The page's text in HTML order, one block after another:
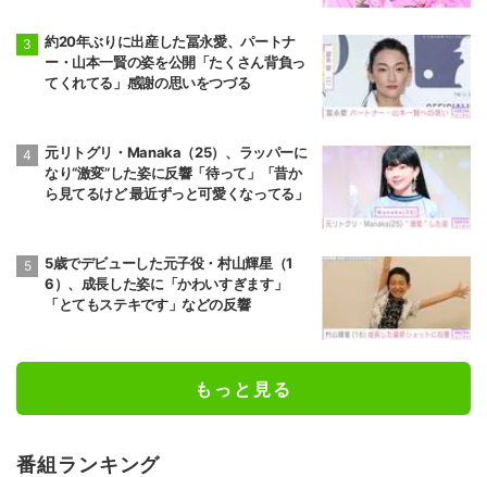
約20年ぶりに出産した冨永愛、パートナ
ー・山本一賢の姿を公開「たくさん背負っ
てくれてる」感謝の思いをつづる
元リトグリ・Manaka（25）、ラッパーに
なり“激変”した姿に反響「待って」「昔か
ら見てるけど 最近ずっと可愛くなってる」
5歳でデビューした元子役・村山輝星（1
6）、成長した姿に「かわいすぎます」
「とてもステキです」などの反響
もっと見る
番組ランキング